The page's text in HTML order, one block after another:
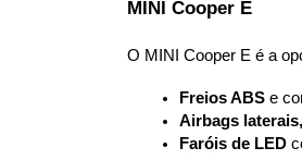
MINI Cooper E
O MINI Cooper E é a
Freios ABS e
Airbags
Faróis de LED